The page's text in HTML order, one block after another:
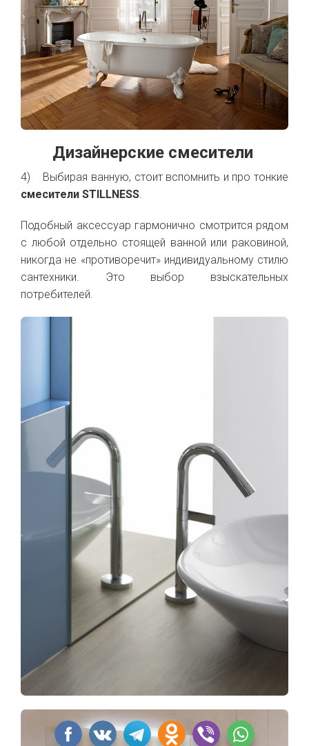
Дизайнерские смесители
4) Выбирая ванную, стоит вспомнить и про тонкие
смесители STILLNESS
Подобный аксессуар гармонично смотрится рядом
с любой отдельно стоящей ванной или раковиной,
никогда не «противоречит» индивидуальному стилю
сантехники. Это выбор взыскательных
потребителей.